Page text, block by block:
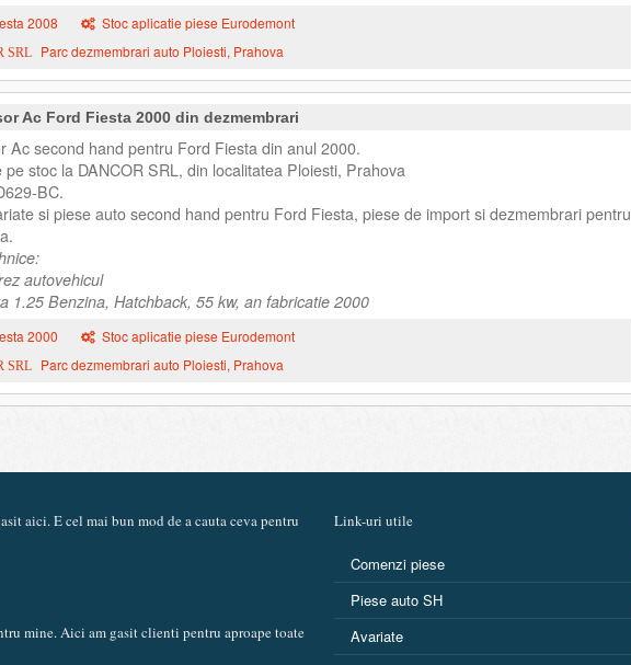
2008 Stoc aplicatie piese Eurodemont
SRL Parc dezmembrari auto Ploiesti, Prahova
Ac Ford Fiesta 2000 din dezmembrari
Ac second hand pentru Ford Fiesta din anul 2000.
pe stoc la DANCOR SRL, din localitatea Ploiesti, Prahova
BC.
si piese auto second hand pentru Ford Fiesta, piese de import si dezmembrari pentru
autovehicul
1.25 Benzina, Hatchback, 55 kw, an fabricatie 2000
2000 Stoc aplicatie piese Eurodemont
SRL Parc dezmembrari auto Ploiesti, Prahova
aici. E cel mai bun mod de a cauta ceva pentru
mine. Aici am gasit clienti pentru aproape toate
Link-uri utile
Comenzi piese
Piese auto SH
Avariate